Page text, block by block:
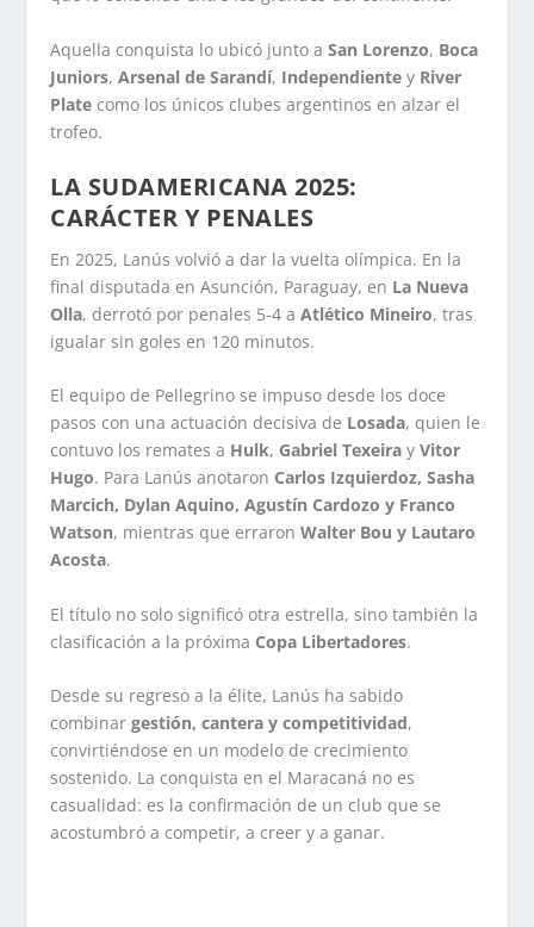
Aquella conquista lo ubicó junto aSan Lorenzo, Boca
Juniors,Arsenal de Sarandí, Independiente y River
Plate como los únicos clubes argentinos en alzar el
trofeo.
LA SUDAMERICANA 2025:
CARÁCTER Y PENALES
En 2025, Lanús volvió a dar la vuelta olímpica. En la
final disputada en Asunción, Paraguay, en La Nueva
Olla, derrotó por penales 5-4 aAtlético Mineiro, tras
igualar sin goles en 120 minutos.
El equipo de Pellegrino se impuso desde los doce
pasos con una actuación decisiva de Losada, quien le
contuvo los remates a Hulk, Gabriel Texeira yVitor
Hugo. Para Lanús anotaron Carlos Izquierdoz, Sasha
Marcich, Dylan Aquino, Agustín Cardozo y Franco
Watson, mientras que erraronWalter Bou y Lautaro
Acosta.
El título no solo significó otra estrella, sino también la
clasificación a la próxima Copa Libertadores.
Desde su regreso a la élite, Lanús ha sabido
combinargestión, cantera y competitividad,
convirtiéndose en un modelo de crecimiento
sostenido. La conquista en el Maracaná no es
casualidad: es la confirmación de un club que se
acostumbró a competir, a creer y a ganar.